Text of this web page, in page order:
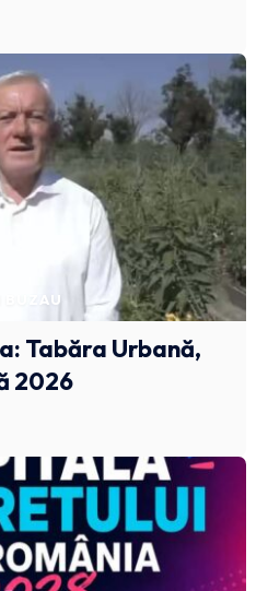
BUZAU
Tabăra Urbană,
2026